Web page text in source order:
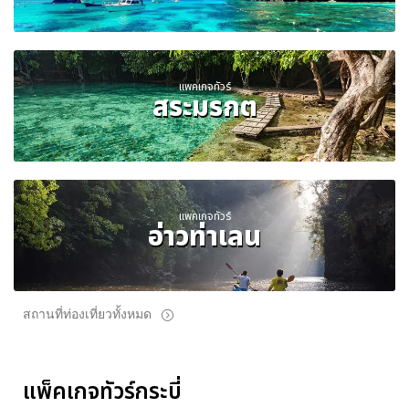
แพคเกจทัวร์
สระมรกต
แพคเกจทัวร์
อ่าวท่าเลน
สถานที่ท่องเที่ยวทั้งหมด
แพ็คเกจทัวร์กระบี่